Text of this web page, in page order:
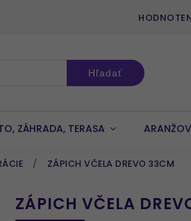
Hľadať
ZÁHRADA, TERASA
/ ZÁPICH VČELA DREVO 33CM
ZÁPICH VČELA